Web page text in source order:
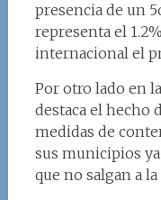
presencia de un
representa el
internacional el
Por otro lado en
destaca el hecho
medidas de
sus municipios
que no salgan a